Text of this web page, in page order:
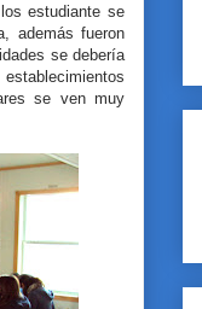
estudiante se
además fueron
se debería
se ven muy